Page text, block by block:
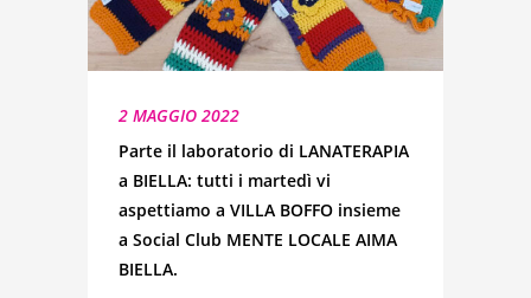
2 MAGGIO 2022
Parte il laboratorio di LANATERAPIA
a BIELLA: tutti i martedì vi
aspettiamo a VILLA BOFFO insieme
a Social Club MENTE LOCALE AIMA
BIELLA.